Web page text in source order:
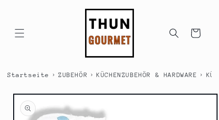
Warenkorb
Startseite › ZUBEHÖR › KÜCHENZUBEHÖR & HARDWARE ›